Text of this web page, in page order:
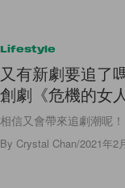
Lifestyle
又有新劇要追了
創劇《危機的女
相信又會帶來追劇潮呢！
By Crystal Chan/2021年2